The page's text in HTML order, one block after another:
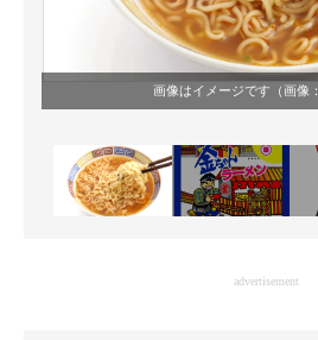
企業ITのトレンドを詳説
経営リーダーのコミュニティ
マーケ×ITの今がよく分かる
ITエンジニア向け専門サイト
画像はイメージです（画像：
advertisement